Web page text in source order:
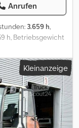
Anrufen
3.659 h,
h, Betriebsgewicht
Schnellwechsler, 3.
kW (50 PS)
der Eigentümer:
gut Optischer
, p-), um weitere
Technical
Kleinanzeige